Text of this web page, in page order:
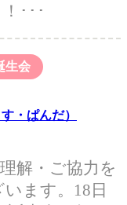
･･･
生会
・ぱんだ）
解・ご協力を
ます。18日